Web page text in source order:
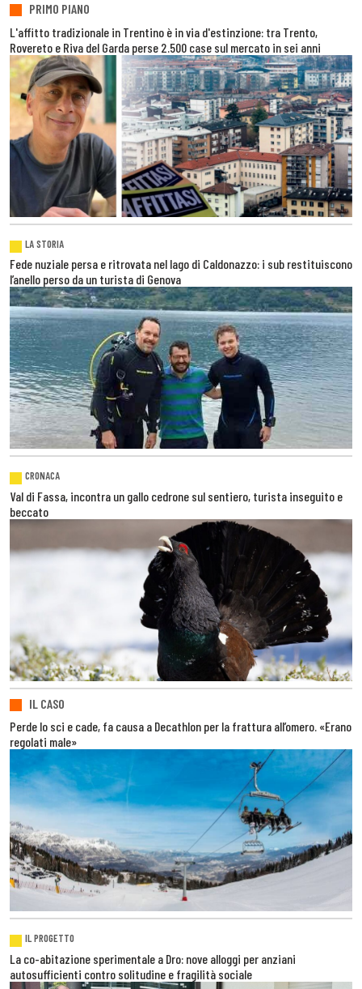
PRIMO PIANO
L'affitto tradizionale in Trentino è in via d'estinzione: tra Trento,
Rovereto e Riva del Garda perse 2.500 case sul mercato in sei anni
LA STORIA
Fede nuziale persa e ritrovata nel lago di Caldonazzo: i sub restituiscono
l’anello perso da un turista di Genova
CRONACA
Val di Fassa, incontra un gallo cedrone sul sentiero, turista inseguito e
beccato
IL CASO
Perde lo sci e cade, fa causa a Decathlon per la frattura all’omero. «Erano
regolati male»
IL PROGETTO
La co-abitazione sperimentale a Dro: nove alloggi per anziani
autosufficienti contro solitudine e fragilità sociale